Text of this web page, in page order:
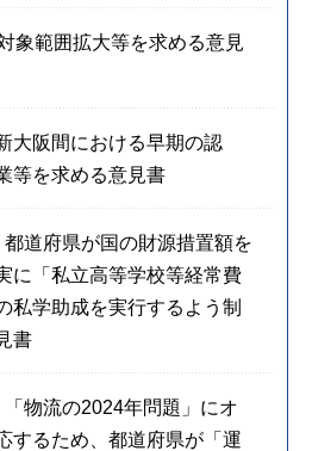
象範囲拡大等を求める意見
大阪間における早期の認
等を求める意見書
都道府県が国の財源措置額を
に「私立高等学校等経常費
私学助成を実行するよう制
書
「物流の2024年問題」にオ
するため、都道府県が「運